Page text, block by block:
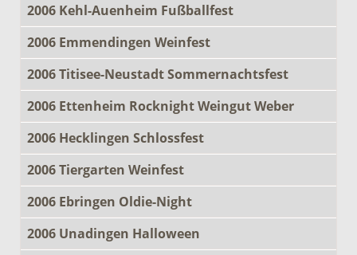
2006 Kehl-Auenheim Fußballfest
2006 Emmendingen Weinfest
2006 Titisee-Neustadt Sommernachtsfest
2006 Ettenheim Rocknight Weingut Weber
2006 Hecklingen Schlossfest
2006 Tiergarten Weinfest
2006 Ebringen Oldie-Night
2006 Unadingen Halloween